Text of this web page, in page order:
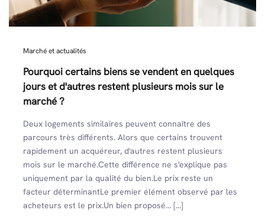
Marché et actualités
Pourquoi certains biens se vendent en quelques
jours et d'autres restent plusieurs mois sur le
marché ?
Deux logements similaires peuvent connaître des
parcours très différents. Alors que certains trouvent
rapidement un acquéreur, d'autres restent plusieurs
mois sur le marché.Cette différence ne s'explique pas
uniquement par la qualité du bien.Le prix reste un
facteur déterminantLe premier élément observé par les
acheteurs est le prix.Un bien proposé... [...]